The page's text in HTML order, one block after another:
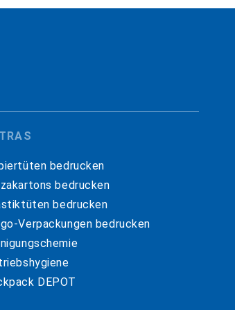
bedrucken
bedrucken
bedrucken
Verpackungen bedrucken
DEPOT